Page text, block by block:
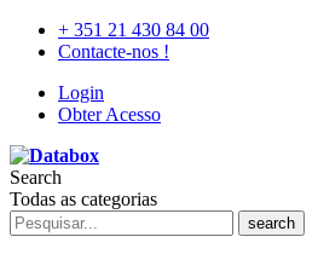
+ 351 21 430 84 00
Contacte-nos !
Login
Obter Acesso
Search
Todas as categorias
search